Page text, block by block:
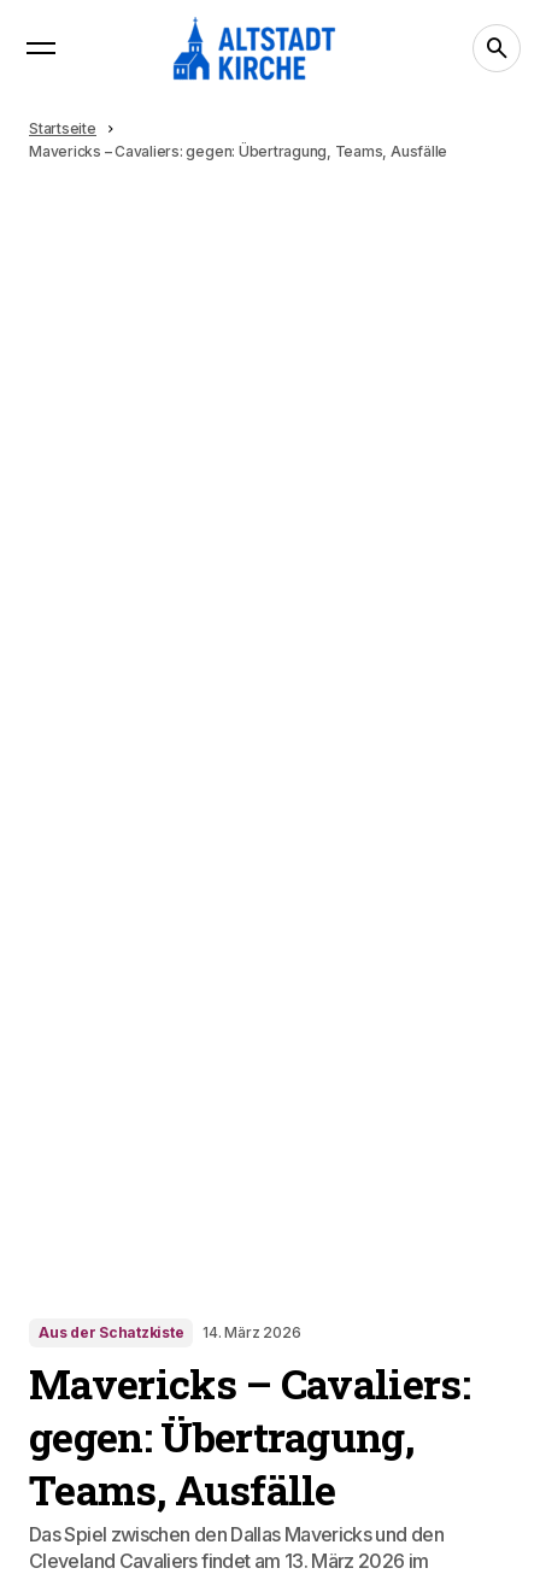
Startseite
Mavericks – Cavaliers: gegen: Übertragung, Teams, Ausfälle
Aus der Schatzkiste 14. März 2026
Mavericks – Cavaliers:
gegen: Übertragung,
Teams, Ausfälle
Das Spiel zwischen den Dallas Mavericks und den
Cleveland Cavaliers findet am 13. März 2026 im